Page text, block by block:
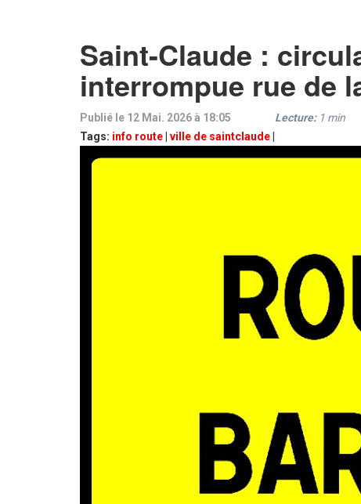
Saint-Claude :
interrompue rue de
Publié le 12 Mai. 2026 à 18:05
Tags: info route ville de saintclaude
Lecture: 1 min